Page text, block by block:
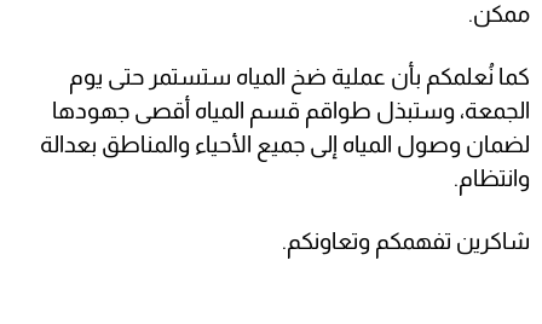
ممكن.
كما نُعلمكم بأن عملية ضخ المياه ستستمر حتى يوم
الجمعة، وستبذل طواقم قسم المياه أقصى جهودها
لضمان وصول المياه إلى جميع الأحياء والمناطق بعدالة
وانتظام.
شاكرين تفهمكم وتعاونكم.